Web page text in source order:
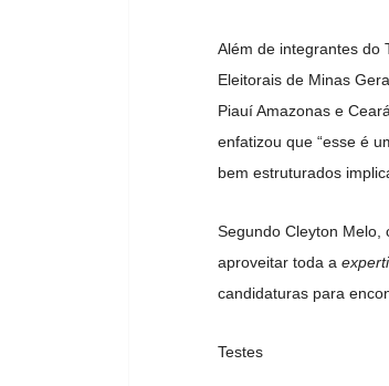
Além de integrantes do
Eleitorais de Minas
Piauí Amazonas e
enfatizou que “esse é
bem estruturados
Segundo Cleyton Melo,
aproveitar toda a
candidaturas para
Testes